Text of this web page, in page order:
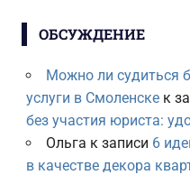
ОБСУЖДЕНИЕ
Можно ли судиться
услуги в Смоленскек
без участия юриста:
Ольга к записи 6
в качестве декора